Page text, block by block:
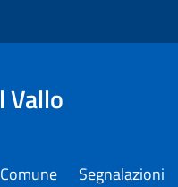
Vallo
Segnalazioni